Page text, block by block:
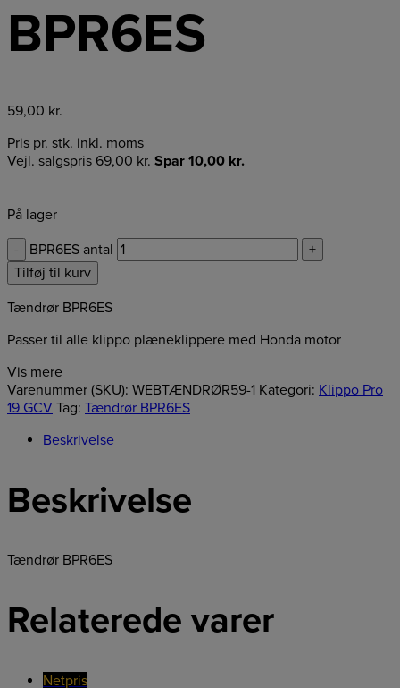
BPR6ES
59,00 kr.
Pris pr. stk. inkl. moms
Vejl. salgspris 69,00 kr. Spar 10,00 kr.
På lager
-
BPR6ES antal
+
Tilføj til kurv
Tændrør BPR6ES
Passer til alle klippo plæneklippere med Honda motor
Vis mere
Varenummer (SKU): WEBTÆNDRØR59-1 Kategori: Klippo Pro
19 GCV Tag: Tændrør BPR6ES
Beskrivelse
Beskrivelse
Tændrør BPR6ES
Relaterede varer
Netpris